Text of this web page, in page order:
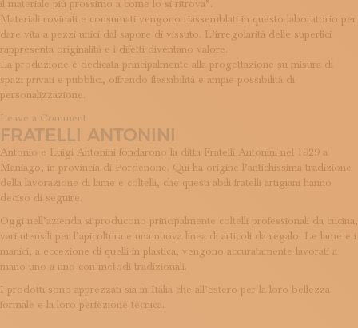
il materiale più prossimo a come lo si ritrova”.
Materiali rovinati e consumati vengono riassemblati in questo laboratorio per
dare vita a pezzi unici dal sapore di vissuto. L’irregolarità delle superfici
rappresenta originalità e i difetti diventano valore.
La produzione è dedicata principalmente alla progettazione su misura di
spazi privati e pubblici, offrendo flessibilità e ampie possibilità di
personalizzazione.
Leave a Comment
Algranti
Lab
FRATELLI ANTONINI
Antonio e Luigi Antonini fondarono la ditta Fratelli Antonini nel 1929 a
Maniago, in provincia di Pordenone. Qui ha origine l’antichissima tradizione
della lavorazione di lame e coltelli, che questi abili fratelli artigiani hanno
deciso di seguire.
Oggi nell’azienda si producono principalmente coltelli professionali da cucina,
vari utensili per l’apicoltura e una nuova linea di articoli da regalo. Le lame e i
manici, a eccezione di quelli in plastica, vengono accuratamente lavorati a
mano uno a uno con metodi tradizionali.
I prodotti sono apprezzati sia in Italia che all’estero per la loro bellezza
formale e la loro perfezione tecnica.